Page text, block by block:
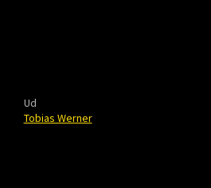
Ud
Tobias Werner